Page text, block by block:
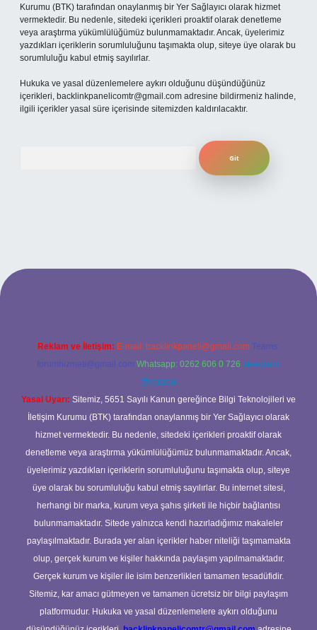
Kurumu (BTK) tarafından onaylanmış bir Yer Sağlayıcı olarak hizmet
vermektedir. Bu nedenle, sitedeki içerikleri proaktif olarak denetleme
veya araştırma yükümlülüğümüz bulunmamaktadır. Ancak, üyelerimiz
yazdıkları içeriklerin sorumluluğunu taşımakta olup, siteye üye olarak bu
sorumluluğu kabul etmiş sayılırlar.
Hukuka ve yasal düzenlemelere aykırı olduğunu düşündüğünüz
içerikleri, backlinkpanelicomtr@gmail.com adresine bildirmeniz halinde,
ilgili içerikler yasal süre içerisinde sitemizden kaldırılacaktır.
giriş
Reklam ve İletişim: E-mail: backlinkpaneli@gmail.com Teams:
forumhizmeti@gmail.com Whatsapp: 0262 606 0 726 Telegram:
@karabul
Yasal Uyarı: Sitemiz, 5651 Sayılı Kanun gereğince Bilgi Teknolojileri ve
İletişim Kurumu (BTK) tarafından onaylanmış bir Yer Sağlayıcı olarak
hizmet vermektedir. Bu nedenle, sitedeki içerikleri proaktif olarak
denetleme veya araştırma yükümlülüğümüz bulunmamaktadır. Ancak,
üyelerimiz yazdıkları içeriklerin sorumluluğunu taşımakta olup, siteye
üye olarak bu sorumluluğu kabul etmiş sayılırlar. Bu internet sitesi,
herhangi bir marka, kurum veya şahıs şirketi ile hiçbir bağlantısı
bulunmamaktadır. Sitede yalnızca kendi hazırladığımız makaleler
paylaşılmaktadır. Burada yer alan içerikler haber niteliği taşımamakta
olup, gerçek kurum ve kişiler hakkında paylaşım yapılmamaktadır.
Gerçek kurum ve kişiler ile isim benzerlikleri tamamen tesadüfidir.
Sitemiz, kar amacı gütmeyen ve tamamen ücretsiz bir bilgi paylaşım
platformudur. Hukuka ve yasal düzenlemelere aykırı olduğunu